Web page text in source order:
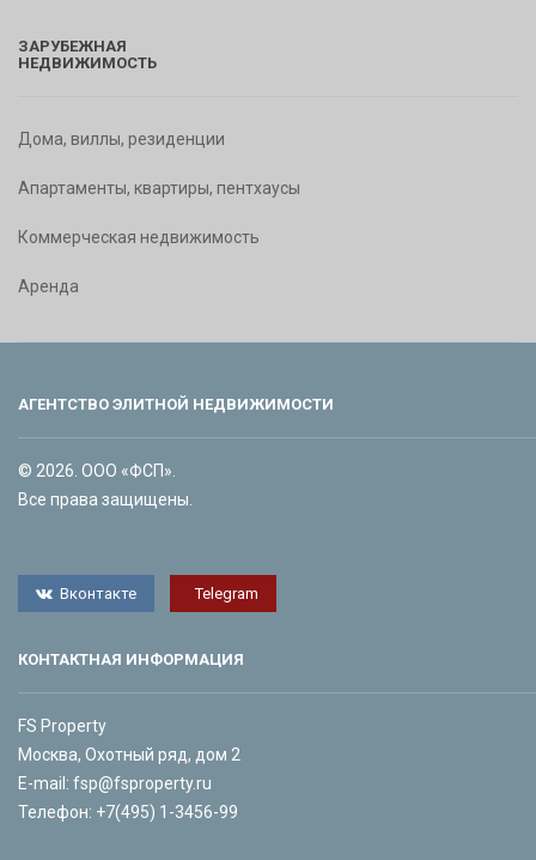
ЗАРУБЕЖНАЯ
НЕДВИЖИМОСТЬ
Дома, виллы, резиденции
Апартаменты, квартиры, пентхаусы
Коммерческая недвижимость
Аренда
АГЕНТСТВО ЭЛИТНОЙ НЕДВИЖИМОСТИ
© 2026. ООО «ФСП».
Все права защищены.
Вконтакте Telegram
КОНТАКТНАЯ ИНФОРМАЦИЯ
FS Property
Москва, Охотный ряд, дом 2
E-mail: fsp@fsproperty.ru
Телефон: +7(495) 1-3456-99